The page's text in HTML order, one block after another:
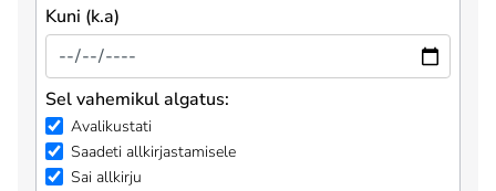
Kuni (k.a)
Sel vahemikul algatus:
Avalikustati
Saadeti allkirjastamisele
Sai allkirju